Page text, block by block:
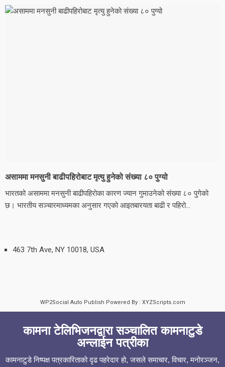
असाममा मनसुनी बाढीपहिरोबाट मृत्यु हुनेको संख्या ८० पुग्यो
भारतको असाममा मनसुनी बाढीपहिरोका कारण ज्यान गुमाउनेको संख्या ८० पुगेको
छ। भारतीय सञ्चारमाध्यमका अनुसार गएको आइतबारयता बाढी र पहिरो...
463 7th Ave, NY 10018, USA
WP2Social Auto Publish Powered By : XYZScripts.com
कामना टेलिभिजनद्वारा सञ्चालित कामनाटुडे
अन्लाईन पत्रीका
कामनाटुडे निष्पक्ष पत्रकारिताको दृढ पहरेदार हो, जसले समाचार, विचार, मनोरञ्जन,